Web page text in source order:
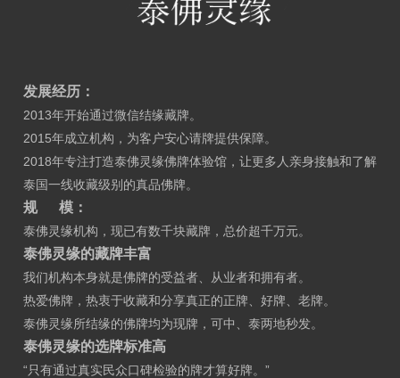
发展经历：
2013年开始通过微信结缘藏牌。
2015年成立机构，为客户安心请牌提供保障。
2018年专注打造泰佛灵缘佛牌体验馆，让更多人亲身接触和了解
泰国一线收藏级别的真品佛牌。
规 模：
泰佛灵缘机构，现已有数千块藏牌，总价超千万元。
泰佛灵缘的藏牌丰富
我们机构本身就是佛牌的受益者、从业者和拥有者。
热爱佛牌，热衷于收藏和分享真正的正牌、好牌、老牌。
泰佛灵缘所结缘的佛牌均为现牌，可中、泰两地秒发。
泰佛灵缘的选牌标准高
“只有通过真实民众口碑检验的牌才算好牌。”